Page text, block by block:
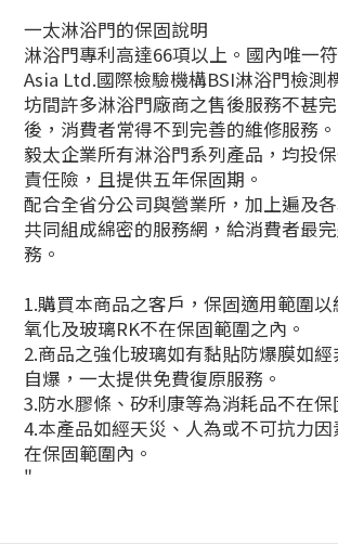
一太淋浴門的保固說明
淋浴門專利高達66項以上。國內唯一
Asia Ltd.國際檢驗機構BSI淋浴門檢測
坊間許多淋浴門廠商之售後服務不甚
後，消費者常得不到完善的維修服務。
毅太企業所有淋浴門系列產品，均投
責任險，且提供五年保固期。
配合全省分公司與營業所，加上遍及
共同組成綿密的服務網，給消費者最
務。
1.購買本商品之客戶，保固適用範圍
氧化及玻璃RK不在保固範圍之內。
2.商品之強化玻璃如有黏貼防爆膜如
自爆，一太提供免費復原服務。
3.防水膠條、矽利康等為消耗品不在保
4.本產品如經天災、人為或不可抗力
在保固範圍內。
"